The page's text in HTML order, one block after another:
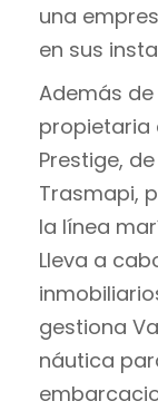
una
en sus
Además de
propietaria
Prestige,
Trasmapi,
la línea
Lleva a
gestiona
náutica